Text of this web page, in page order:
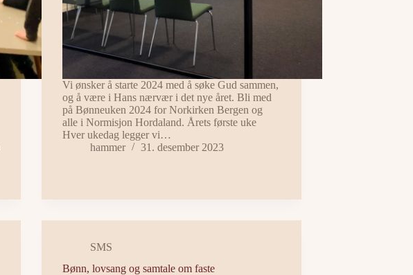
Vi ønsker å starte 2024 med å søke Gud sammen,
og å være i Hans nærvær i det nye året. Bli med
på Bønneuken 2024 for Norkirken Bergen og
alle i Normisjon Hordaland. Årets første uke
Hver ukedag legger vi…
hammer
31. desember 2023
SMS
Bønn, lovsang og samtale om faste